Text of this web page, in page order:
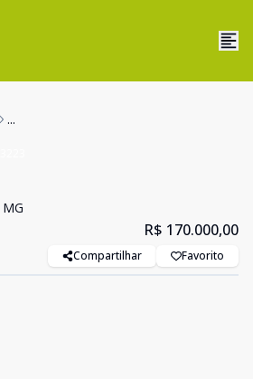
...
R$ 170.000,00
Compartilhar Favorito